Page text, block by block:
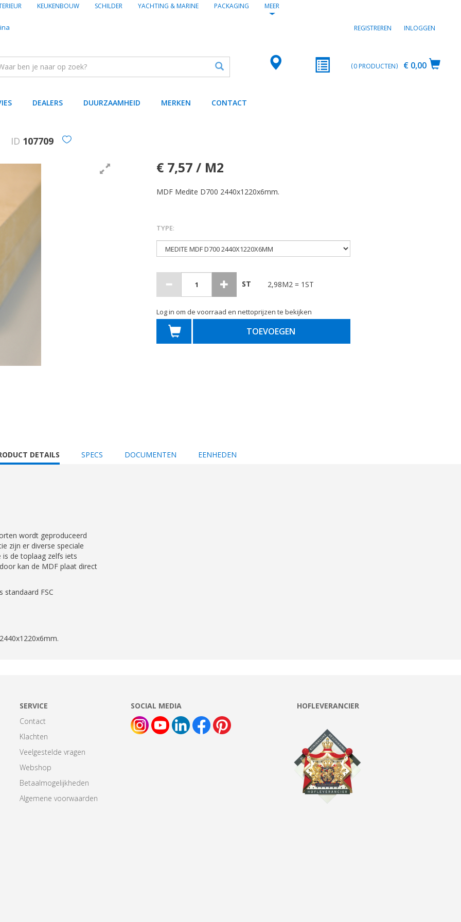
KEUKENBOUW SCHILDER YACHTING & MARINE PACKAGING MEER
REGISTREREN INLOGGEN
€ 0,00
0PRODUCTEN
DEALERS DUURZAAMHEID MERKEN CONTACT
ID 107709
€ 7,57 / M2
MDF Medite D700 2440x1220x6mm.
TYPE:
ST 2,98M2 = 1ST
Log in om de voorraad en nettoprijzen te bekijken
TOEVOEGEN
DETAILS SPECS DOCUMENTEN EENHEDEN
wordt geproduceerd
zijn er diverse speciale
de toplaag zelfs iets
kan de MDF plaat direct
standaard FSC
SERVICE
Contact
Klachten
Veelgestelde vragen
Webshop
Betaalmogelijkheden
Algemene voorwaarden
SOCIAL MEDIA HOFLEVERANCIER